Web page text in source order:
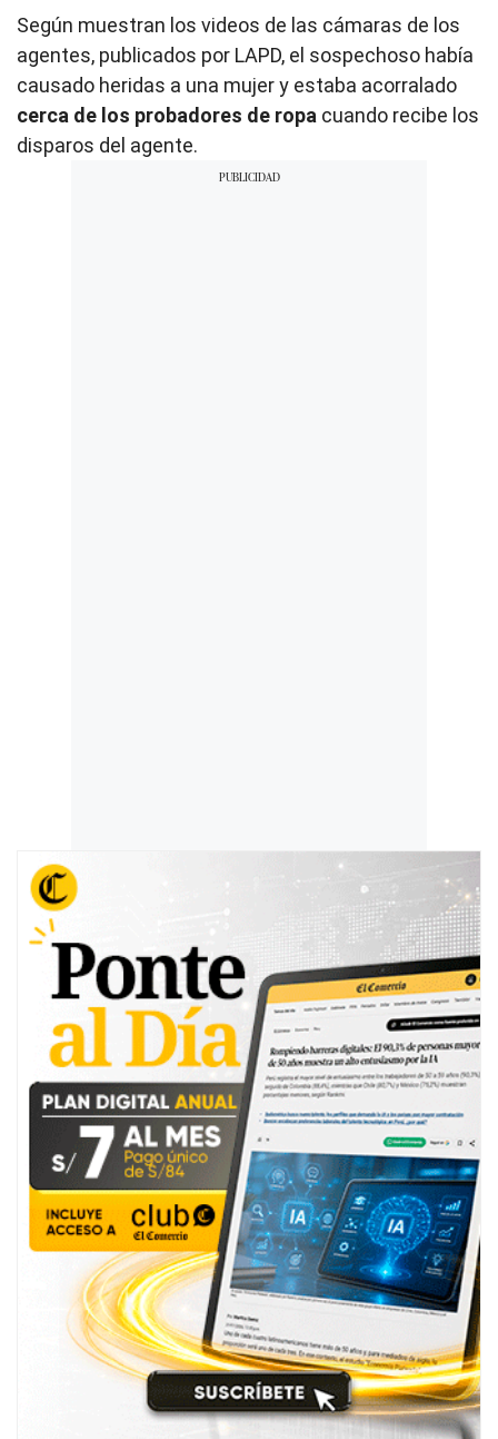
Según muestran los videos de las cámaras de los
agentes, publicados por LAPD, el sospechoso había
causado heridas a una mujer y estaba acorralado
cerca de los probadores de ropa cuando recibe los
disparos del agente.